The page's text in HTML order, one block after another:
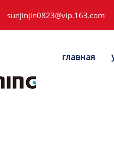
sunjinjin0823@vip.163.com
главная